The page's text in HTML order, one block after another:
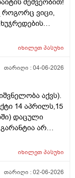
მეშვეობით!
როგორც ვიცი,
რაზეა
და ზოგს
იხილეთპასუხი
თარიღი :04-06-2026
აქვს).
14 აპრილს,15
დაცული
არ
არსებობს და
იხილეთპასუხი
თარიღი :02-06-2026